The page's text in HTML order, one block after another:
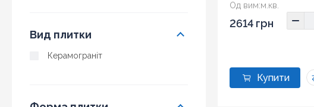
Вид плитки
Керамограніт
Од вим:м.кв.
2614 грн